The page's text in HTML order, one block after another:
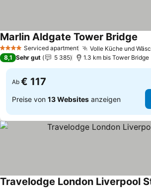
4 Sterne Serviced apartment Volle Küche und
Marlin Aldgate Tower Bridge
8,1 Sehr gut 5 385 1.3 km bis Tower Bridge
Ab € 117
Preise von 13 Websites anzeigen
Travelodge London Liverpool